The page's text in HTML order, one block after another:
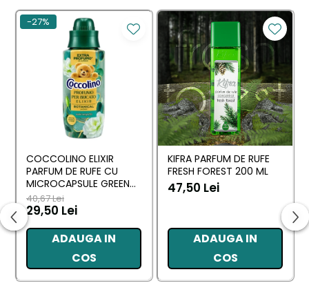
Doza recomandată de spălare: 5ml. Amestecați
5ml parfum de rufe cu 50ml balsam de rufe fără
parfum(sau apa) și turnați amestecul în
compartimentul pentru balsam al mașinii de spălat
rufe. Recipientul conține dozator inclus.
Mod de utilizare:
Se folosește la limpezirea finală
a rufelor pentru o parfumare fină și rafinată a
acestora.
-27%
COCCOLINO ELIXIR
PARFUM DE RUFE CU
MICROCAPSULE GREEN
SPA 342 ML
40,67 Lei
29,50 Lei
ADAUGA IN
COS
KIFRA PARFUM DE RUFE
FRESH FOREST 200 ML
47,50 Lei
ADAUGA IN
COS